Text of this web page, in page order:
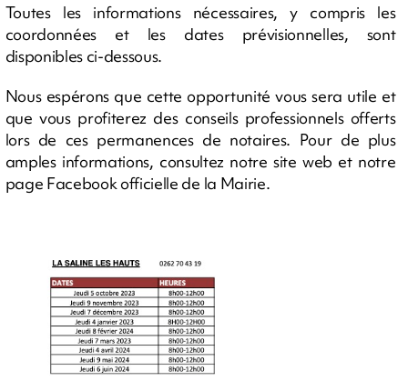
Toutes les informations nécessaires, y compris les
coordonnées et les dates prévisionnelles, sont
disponibles ci-dessous.
Nous espérons que cette opportunité vous sera utile et
que vous profiterez des conseils professionnels offerts
lors de ces permanences de notaires. Pour de plus
amples informations, consultez notre site web et notre
page Facebook officielle de la Mairie.